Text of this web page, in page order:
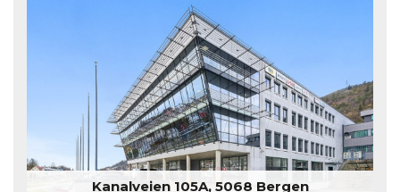
Kanalveien 105A, 5068 Bergen